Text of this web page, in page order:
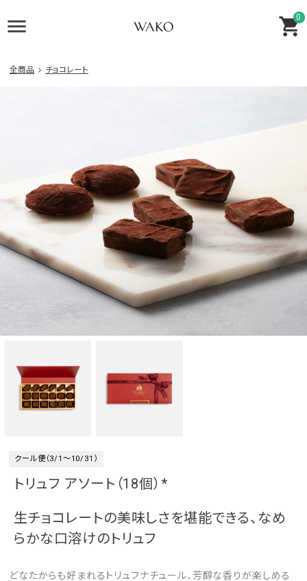
0
全商品 チョコレート
クール便（3/1～10/31）
トリュフ アソート（18個）*
生チョコレートの美味しさを堪能できる、なめ
らかな口溶けのトリュフ
どなたからも好まれるトリュフナチュール、芳醇な香りが楽しめる